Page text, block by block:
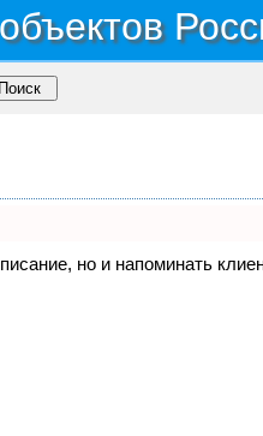
но и напоминать